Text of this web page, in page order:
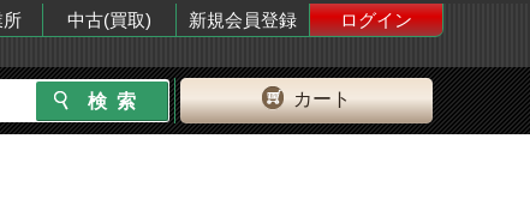
中古(買取) 新規会員登録
ログイン
カート